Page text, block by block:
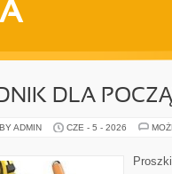
DLA
ADMIN CZE - 5 - 2026